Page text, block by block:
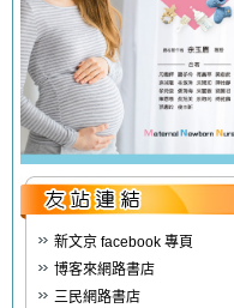
新文京 facebook 專頁
博客來網路書店
三民網路書店